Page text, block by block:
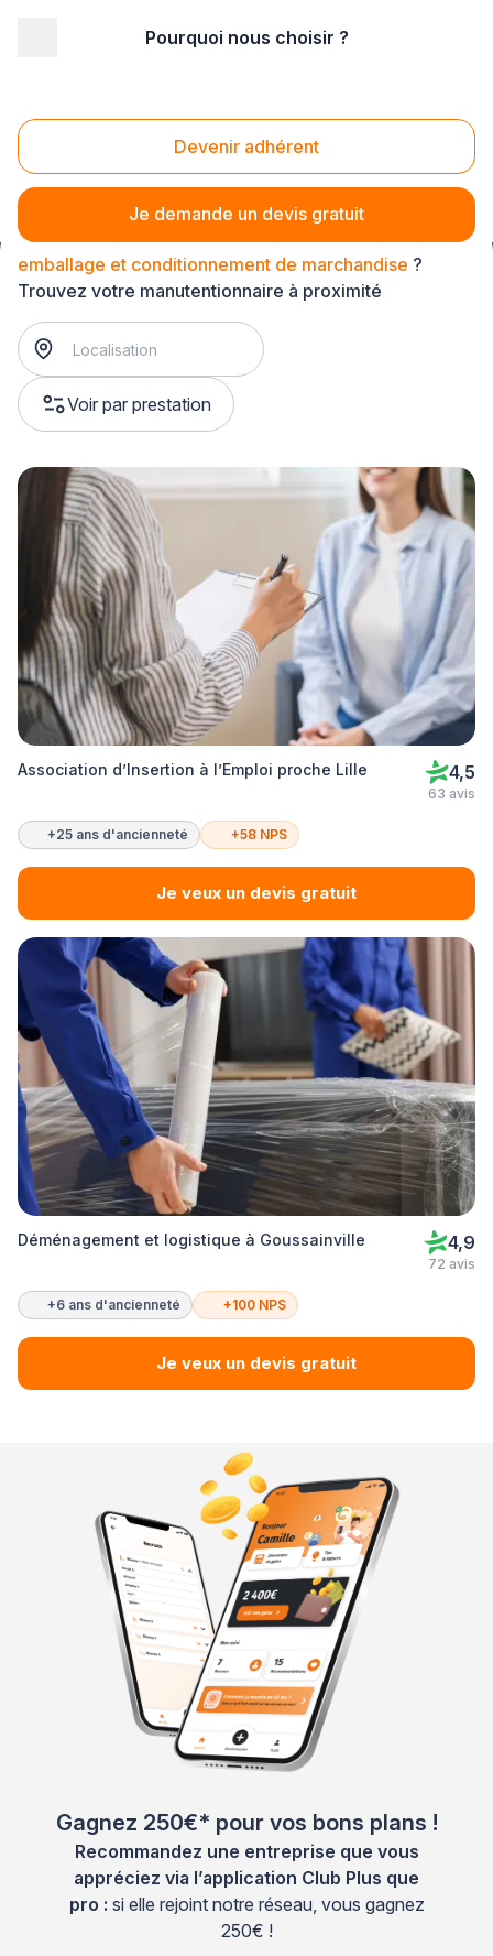
Pourquoi nous choisir ?
Devenir adhérent
Je demande un devis gratuit
Emballage et conditionnement de marchandise
emballage et conditionnement de marchandise ?
Trouvez votre manutentionnaire à proximité
Voir par prestation
Association d’Insertion à l’Emploi proche Lille 4,5
63 avis
+25 ans d'ancienneté +58 NPS
Je veux un devis gratuit
Déménagement et logistique à Goussainville 4,9
72 avis
+6 ans d'ancienneté +100 NPS
Je veux un devis gratuit
Gagnez 250€* pour vos bons plans !
Recommandez une entreprise que vous
appréciez via l’application Club Plus que
pro : si elle rejoint notre réseau, vous gagnez
250€ !